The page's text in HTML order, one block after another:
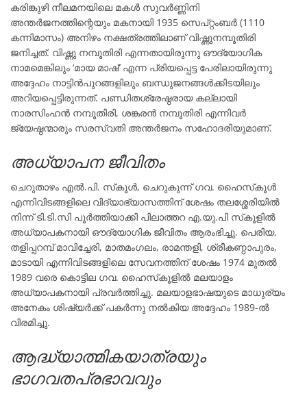
കരിങ്കുഴി നീലമനയിലെ മകൾ സുവർണ്ണിനി
അന്തർജനത്തിന്റെയും മകനായി 1935 സെപ്റ്റംബർ (1110
കന്നിമാസം) അനിഴം നക്ഷത്രത്തിലാണ് വിഷ്ണുനമ്പൂതിരി
ജനിച്ചത്. വിഷ്ണു നമ്പൂതിരി എന്നതായിരുന്നു ഔദ്യോഗിക
നാമമെങ്കിലും ‘മായ മാഷ്’ എന്ന പ്രിയപ്പെട്ട പേരിലായിരുന്നു
അദ്ദേഹം നാട്ടിൻപുറങ്ങളിലും ബന്ധുജനങ്ങൾക്കിടയിലും
അറിയപ്പെട്ടിരുന്നത്. പണ്ഡിതശ്രേഷ്ഠരായ കല്ലായി
നാരസിംഹൻ നമ്പൂതിരി, ശങ്കരൻ നമ്പൂതിരി എന്നിവർ
ജ്യേഷ്ഠന്മാരും സരസ്വതി അന്തർജനം സഹോദരിയുമാണ്.
അധ്യാപന ജീവിതം
ചെറുതാഴം എൽ.പി. സ്‌കൂൾ, ചെറുകുന്ന് ഗവ. ഹൈസ്‌കൂൾ
എന്നിവിടങ്ങളിലെ വിദ്യാഭ്യാസത്തിന് ശേഷം തലശ്ശേരിയിൽ
നിന്ന് ടി.ടി.സി പൂർത്തിയാക്കി പിലാത്തറ എ.യു.പി സ്‌കൂളിൽ
അധ്യാപകനായി ഔദ്യോഗിക ജീവിതം ആരംഭിച്ചു. പെരിയ,
തളിപ്പറമ്പ് മാവിച്ചേരി, മാതമംഗലം, രാമന്തളി, ശ്രീകണ്ഠാപുരം,
മാടായി എന്നിവിടങ്ങളിലെ സേവനത്തിന് ശേഷം 1974 മുതൽ
1989 വരെ കൊട്ടില ഗവ. ഹൈസ്‌കൂളിൽ മലയാളം
അധ്യാപകനായി പ്രവർത്തിച്ചു. മലയാളഭാഷയുടെ മാധുര്യം
അനേകം ശിഷ്യർക്ക് പകർന്നു നൽകിയ അദ്ദേഹം 1989-ൽ
വിരമിച്ചു.
ആദ്ധ്യാത്മികയാത്രയും
ഭാഗവതപ്രഭാവവും